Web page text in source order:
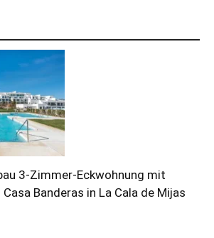
3-Zimmer-Eckwohnung mit
Banderas in La Cala de Mijas